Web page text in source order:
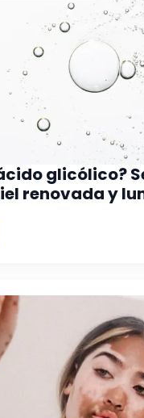
glicólico?
renovada y